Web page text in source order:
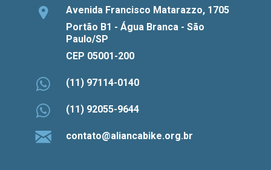
Avenida Francisco Matarazzo, 1705
Portão B1 - Água Branca - São
Paulo/SP
CEP 05001-200
(11) 97114-0140
(11) 92055-9644
contato@aliancabike.org.br